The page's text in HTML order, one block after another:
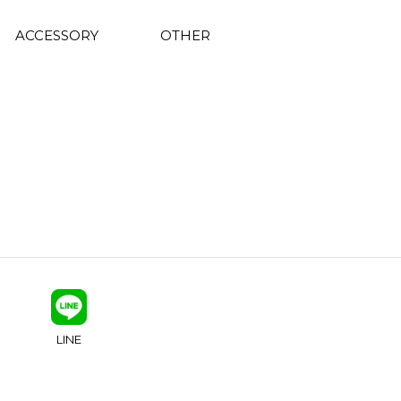
ACCESSORY OTHER
LINE